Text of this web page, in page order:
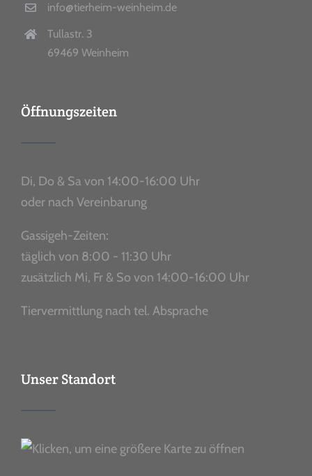
info@tierheim-weinheim.de
Tullastr. 3
69469 Weinheim
Öffnungszeiten
Di, Do & Sa von 14:00-16:00 Uhr
oder nach Vereinbarung
Gassigeh-Zeiten:
täglich von 8:00 - 11:30 Uhr
zusätzlich Mi, Fr & So von 14:00-16:00 Uhr
Tiervermittlung nach tel. Absprache
Unser Standort